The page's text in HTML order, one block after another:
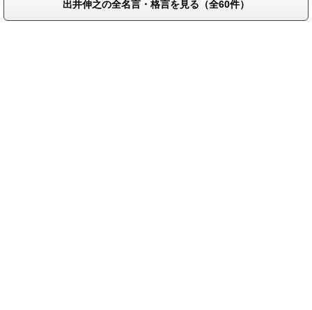
出井伸之の全名言・格言を見る（全60件）